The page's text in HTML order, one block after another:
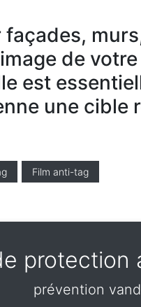
de
est
une cible
Film anti-tag
prévention